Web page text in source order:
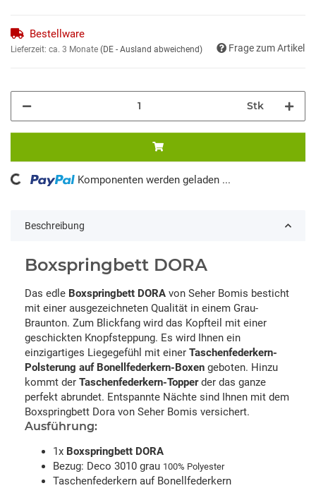
Bestellware
Lieferzeit: ca. 3 Monate (DE - Ausland abweichend) Frage zum Artikel
Stk
Komponenten werden geladen ...
Beschreibung
Boxspringbett DORA
Das edle Boxspringbett DORA von Seher Bomis besticht
mit einer ausgezeichneten Qualität in einem Grau-
Braunton. Zum Blickfang wird das Kopfteil mit einer
geschickten Knopfsteppung. Es wird Ihnen ein
einzigartiges Liegegefühl mit einer Taschenfederkern-
Polsterung auf Bonellfederkern-Boxen geboten. Hinzu
kommt der Taschenfederkern-Topperder das ganze
perfekt abrundet. Entspannte Nächte sind Ihnen mit dem
Boxspringbett Dora von Seher Bomis versichert.
Ausführung:
1x Boxspringbett DORA
Bezug: Deco 3010 grau 100% Polyester
Taschenfederkern auf Bonellfederkern